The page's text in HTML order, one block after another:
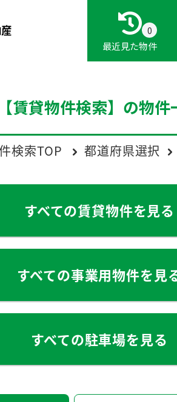
最近見た物件
0
【賃貸物件検索】の物件
検索TOP 都道府県選択
すべての賃貸物件を見る
すべての事業用物件を見
すべての駐車場を見る